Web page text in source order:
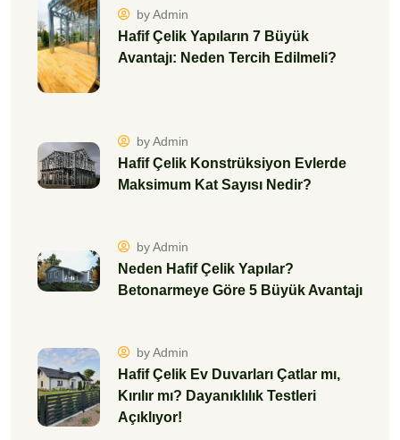
by Admin
Hafif Çelik Yapıların 7 Büyük
Avantajı: Neden Tercih Edilmeli?
by Admin
Hafif Çelik Konstrüksiyon Evlerde
Maksimum Kat Sayısı Nedir?
by Admin
Neden Hafif Çelik Yapılar?
Betonarmeye Göre 5 Büyük Avantajı
by Admin
Hafif Çelik Ev Duvarları Çatlar mı,
Kırılır mı? Dayanıklılık Testleri
Açıklıyor!